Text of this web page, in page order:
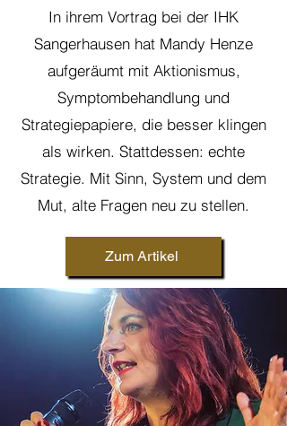
In ihrem Vortrag bei der IHK
Sangerhausen hat Mandy Henze
aufgeräumt mit Aktionismus,
Symptombehandlung und
Strategiepapiere, die besser klingen
als wirken. Stattdessen: echte
Strategie. Mit Sinn, System und dem
Mut, alte Fragen neu zu stellen.
Zum Artikel